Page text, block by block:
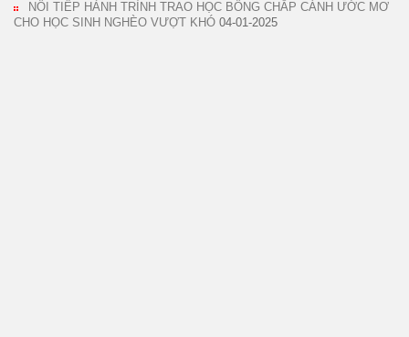
NỐI TIẾP HÀNH TRÌNH TRAO HỌC BỔNG CHẮP CÁNH ƯỚC MƠ
CHO HỌC SINH NGHÈO VƯỢT KHÓ 04-01-2025